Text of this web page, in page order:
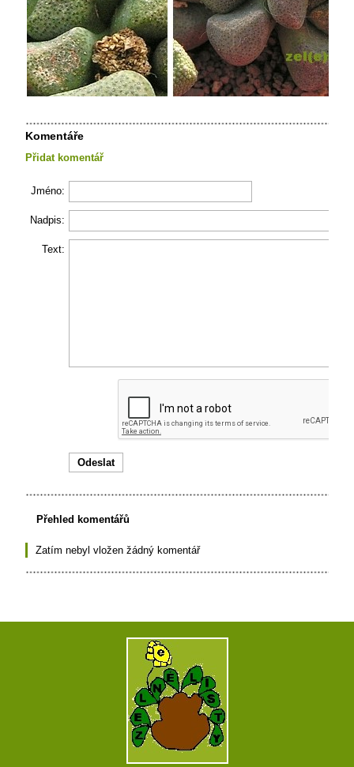
Komentáře
Přidat komentář
Jméno:
Nadpis:
Text:
Přehled komentářů
Zatím nebyl vložen žádný komentář